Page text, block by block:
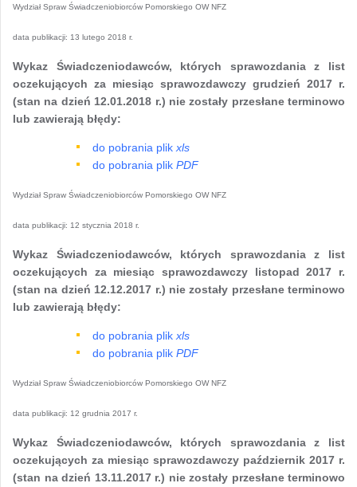
Wydział Spraw Świadczeniobiorców Pomorskiego OW NFZ
data publikacji: 13 lutego 2018 r.
Wykaz Świadczeniodawców, których sprawozdania z list
oczekujących za miesiąc sprawozdawczy grudzień 2017 r.
(stan na dzień 12.01.2018 r.) nie zostały przesłane terminowo
lub zawierają błędy:
do pobrania plik xls
do pobrania plik PDF
Wydział Spraw Świadczeniobiorców Pomorskiego OW NFZ
data publikacji: 12 stycznia 2018 r.
Wykaz Świadczeniodawców, których sprawozdania z list
oczekujących za miesiąc sprawozdawczy listopad 2017 r.
(stan na dzień 12.12.2017 r.) nie zostały przesłane terminowo
lub zawierają błędy:
do pobrania plik xls
do pobrania plik PDF
Wydział Spraw Świadczeniobiorców Pomorskiego OW NFZ
data publikacji: 12 grudnia 2017 r.
Wykaz Świadczeniodawców, których sprawozdania z list
oczekujących za miesiąc sprawozdawczy październik 2017 r.
(stan na dzień 13.11.2017 r.) nie zostały przesłane terminowo